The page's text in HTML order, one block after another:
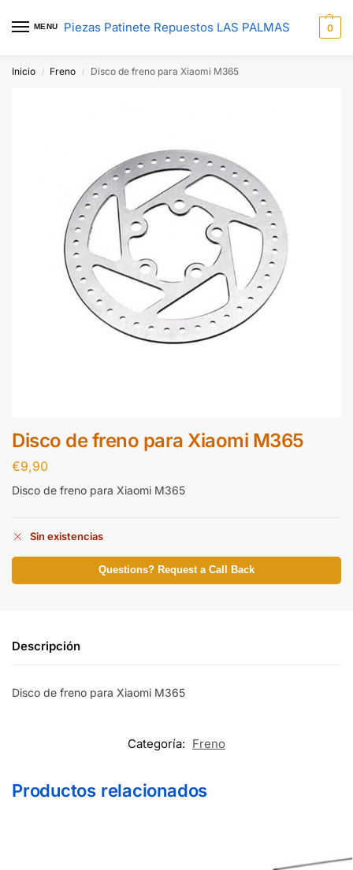
MENU Piezas Patinete Repuestos LAS PALMAS 0
Inicio / Freno / Disco de freno para Xiaomi M365
Disco de freno para Xiaomi M365
€9,90
Disco de freno para Xiaomi M365
Sin existencias
Questions? Request a Call Back
Descripción
Disco de freno para Xiaomi M365
Categoría: Freno
Productos relacionados